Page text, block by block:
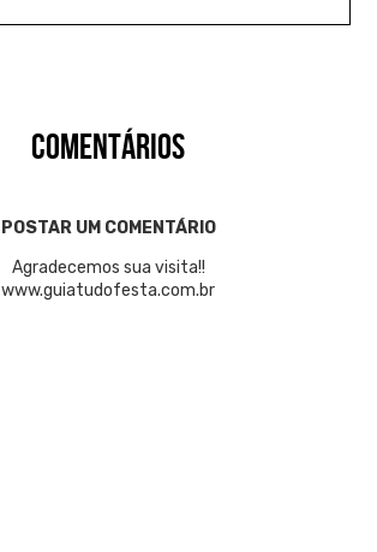
COMENTÁRIOS
POSTAR UM COMENTÁRIO
Agradecemos sua visita!!
www.guiatudofesta.com.br